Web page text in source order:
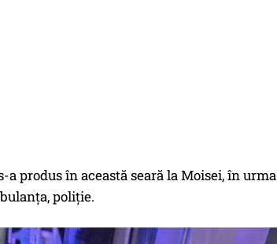
a produs în această seară la Moisei, în
poliție.